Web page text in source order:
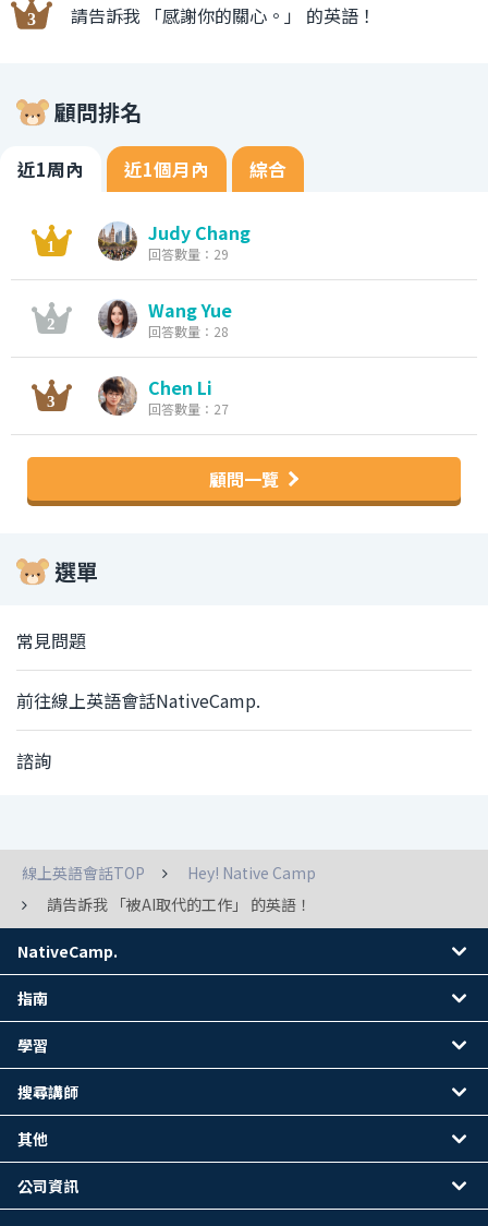
請告訴我 「感謝你的關心。」 的英語！
顧問排名
近1周內 近1個月內 綜合
Judy Chang
回答數量：29
Wang Yue
回答數量：28
Chen Li
回答數量：27
顧問一覽
選單
常見問題
前往線上英語會話NativeCamp.
諮詢
線上英語會話TOP
Hey! Native Camp
請告訴我 「被AI取代的工作」 的英語！
NativeCamp.
指南
學習
搜尋講師
其他
公司資訊